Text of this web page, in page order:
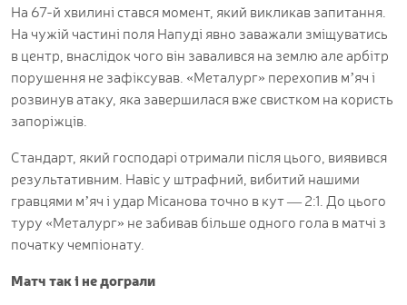
На 67-й хвилині стався момент, який викликав запитання.
На чужій частині поля Напуді явно заважали зміщуватись
в центр, внаслідок чого він завалився на землю але арбітр
порушення не зафіксував. «Металург» перехопив м’яч і
розвинув атаку, яка завершилася вже свистком на користь
запоріжців.
Стандарт, який господарі отримали після цього, виявився
результативним. Навіс у штрафний, вибитий нашими
гравцями м’яч і удар Місанова точно в кут — 2:1. До цього
туру «Металург» не забивав більше одного гола в матчі з
початку чемпіонату.
Матч так і не дограли